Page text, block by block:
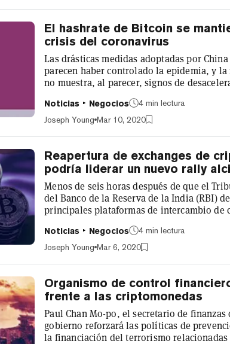
El hashrate de Bitcoin se
crisis del coronavirus
Las drásticas medidas adoptadas por
parecen haber controlado la epidemia, y
no muestra, al parecer, signos de
establecido constantemente nuevos
que se haya producido ninguna
Noticias Negocios
4 min lectura
Joseph Young Mar 10, 2020
Reapertura de exchanges de
podría liderar un nuevo rally
Menos de seis horas después de que el
del Banco de la Reserva de la India (RBI)
principales plataformas de intercambio de
exchanges de la India adquirida por
depósitos bancarios en rupias indias (INR)
Noticias Negocios
4 min lectura
Joseph Young Mar 6, 2020
Organismo de control
frente a las criptomonedas
Paul Chan Mo-po, el secretario de
gobierno reforzará las políticas de
la financiación del terrorismo